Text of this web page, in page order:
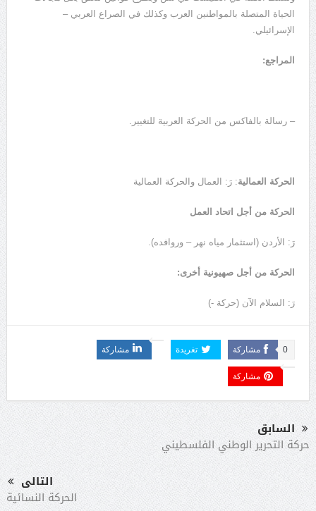
الحياة المتصلة بالمواطنين العرب وكذلك في الصراع العربي –
الإسرائيلي.
المراجع:
– رسالة بالفاكس من الحركة العربية للتغيير.
الحركة العمالية: رَ: العمال والحركة العمالية
الحركة من أجل اتحاد العمل
رَ: الأردن (استثمار مياه نهر – وروافده).
الحركة من أجل صهيونية أخرى:
رَ: السلام الآن (حركة -)
مشاركة 0 تغريدة مشاركة
مشاركة
السابق
حركة التحرير الوطني الفلسطيني
التالى
الحركة النسائية